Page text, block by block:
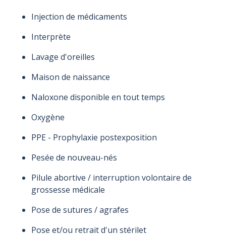
Injection de médicaments
Interprète
Lavage d'oreilles
Maison de naissance
Naloxone disponible en tout temps
Oxygène
PPE - Prophylaxie postexposition
Pesée de nouveau-nés
Pilule abortive / interruption volontaire de
grossesse médicale
Pose de sutures / agrafes
Pose et/ou retrait d'un stérilet